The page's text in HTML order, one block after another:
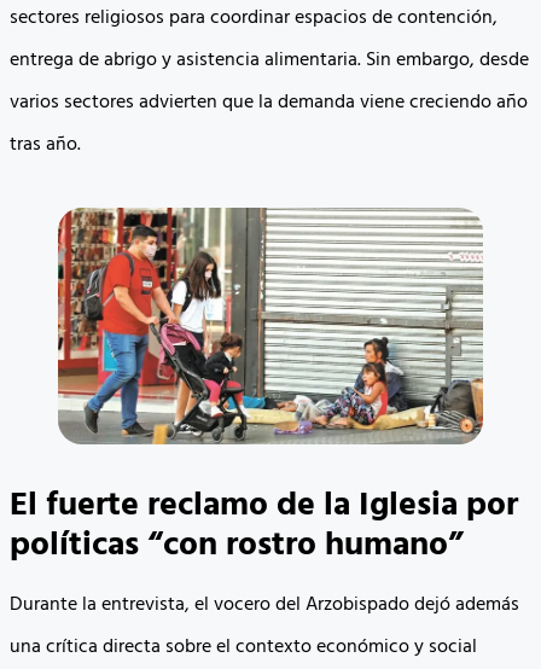
sectores religiosos para coordinar espacios de contención,
entrega de abrigo y asistencia alimentaria. Sin embargo, desde
varios sectores advierten que la demanda viene creciendo año
tras año.
El fuerte reclamo de la Iglesia por
políticas “con rostro humano”
Durante la entrevista, el vocero del Arzobispado dejó además
una crítica directa sobre el contexto económico y social